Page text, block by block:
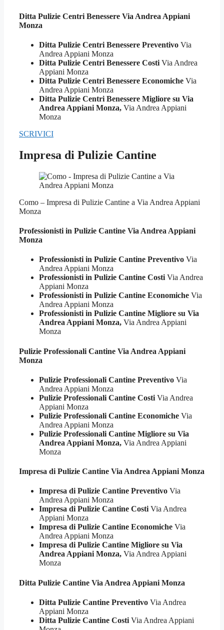
Ditta Pulizie Centri Benessere Via Andrea Appiani
Monza
Ditta Pulizie Centri Benessere Preventivo Via
Andrea Appiani Monza
Ditta Pulizie Centri Benessere Costi Via Andrea
Appiani Monza
Ditta Pulizie Centri Benessere Economiche Via
Andrea Appiani Monza
Ditta Pulizie Centri Benessere Migliore su Via
Andrea Appiani Monza, Via Andrea Appiani
Monza
SCRIVICI
Impresa di Pulizie Cantine
Como – Impresa di Pulizie Cantine a Via Andrea Appiani
Monza
Professionisti in Pulizie Cantine Via Andrea Appiani
Monza
Professionisti in Pulizie Cantine Preventivo Via
Andrea Appiani Monza
Professionisti in Pulizie Cantine CostiVia Andrea
Appiani Monza
Professionisti in Pulizie Cantine Economiche Via
Andrea Appiani Monza
Professionisti in Pulizie Cantine Migliore su Via
Andrea Appiani Monza, Via Andrea Appiani
Monza
Pulizie Professionali Cantine Via Andrea Appiani
Monza
Pulizie Professionali Cantine Preventivo Via
Andrea Appiani Monza
Pulizie Professionali Cantine Costi Via Andrea
Appiani Monza
Pulizie Professionali Cantine Economiche Via
Andrea Appiani Monza
Pulizie Professionali Cantine Migliore su Via
Andrea Appiani Monza, Via Andrea Appiani
Monza
Impresa di Pulizie Cantine Via Andrea Appiani Monza
Impresa di Pulizie Cantine Preventivo Via
Andrea Appiani Monza
Impresa di Pulizie Cantine CostiVia Andrea
Appiani Monza
Impresa di Pulizie Cantine Economiche Via
Andrea Appiani Monza
Impresa di Pulizie Cantine Migliore su Via
Andrea Appiani Monza, Via Andrea Appiani
Monza
Ditta Pulizie Cantine Via Andrea Appiani Monza
Ditta Pulizie Cantine Preventivo Via Andrea
Appiani Monza
Ditta Pulizie Cantine Costi Via Andrea Appiani